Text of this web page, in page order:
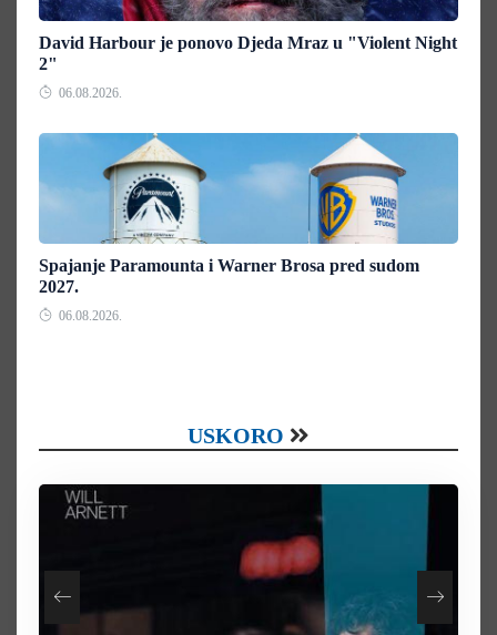
David Harbour je ponovo Djeda Mraz u "Violent Night
2"
06.08.2026.
Spajanje Paramounta i Warner Brosa pred sudom
2027.
06.08.2026.
USKORO